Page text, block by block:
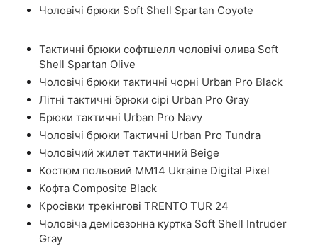
Чоловічі брюки Soft Shell Spartan Coyote
Тактичні брюки софтшелл чоловічі олива Soft
Shell Spartan Olive
Чоловічі брюки тактичні чорні Urban Pro Black
Літні тактичні брюки сірі Urban Pro Gray
Брюки тактичні Urban Pro Navy
Чоловічі брюки Тактичні Urban Pro Tundra
Чоловічий жилет тактичний Beige
Костюм польовий ММ14 Ukraine Digital Pixel
Кофта Composite Black
Кросівки трекінгові TRENTO TUR 24
Чоловіча демісезонна куртка Soft Shell Intruder
Gray